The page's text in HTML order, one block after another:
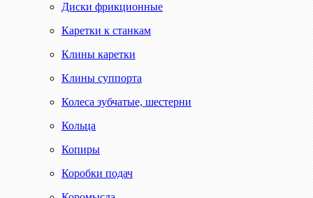
Диски фрикционные
Каретки к станкам
Клины каретки
Клины суппорта
Колеса зубчатые, шестерни
Кольца
Копиры
Коробки подач